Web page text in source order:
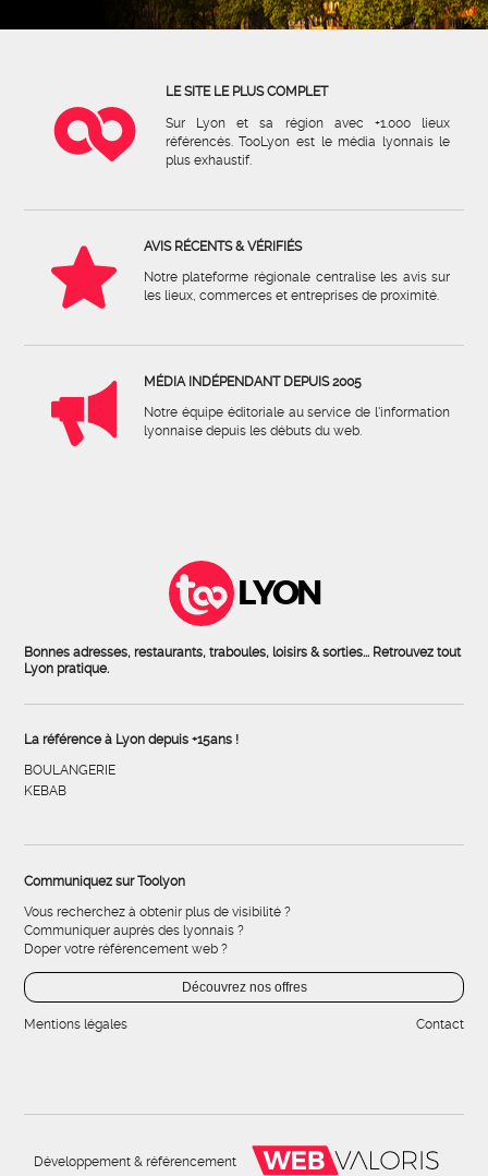
LE SITE LE PLUS COMPLET
Sur Lyon et sa région avec +1.000 lieux
référencés. TooLyon est le média lyonnais le
plus exhaustif.
AVIS RÉCENTS & VÉRIFIÉS
Notre plateforme régionale centralise les avis sur
les lieux, commerces et entreprises de proximité.
MÉDIA INDÉPENDANT DEPUIS 2005
Notre équipe éditoriale au service de l'information
lyonnaise depuis les débuts du web.
LYON
Bonnes adresses, restaurants, traboules, loisirs & sorties... Retrouvez tout
Lyon pratique.
La référence à Lyon depuis +15ans !
BOULANGERIE
KEBAB
Communiquez sur Toolyon
Vous recherchez à obtenir plus de visibilité ?
Communiquer auprès des lyonnais ?
Doper votre référencement web ?
Découvrez nos offres
Mentions légales Contact
Développement & référencement